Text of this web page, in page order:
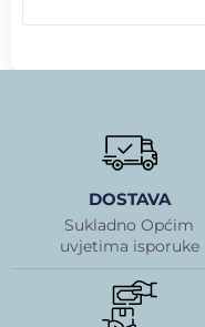
DOSTAVA
Sukladno Općim
uvjetima isporuke